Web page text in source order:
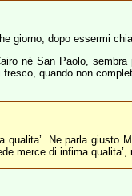
giorno, dopo essermi
né San Paolo,
quando non
qualita’. Ne parla
merce di infima